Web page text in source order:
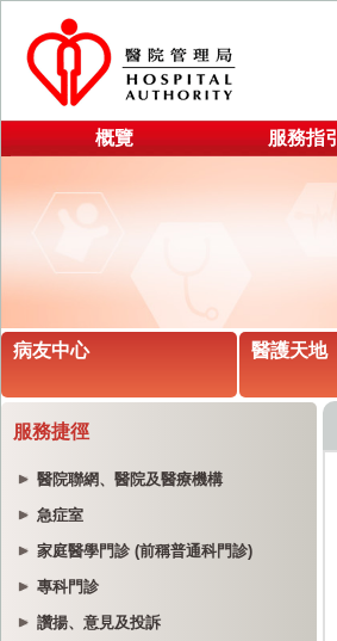
概覽 服務指引
病友中心 醫護天地
服務捷徑
醫院聯網、醫院及醫療機構
急症室
家庭醫學門診 (前稱普通科門診)
專科門診
讚揚、意見及投訴